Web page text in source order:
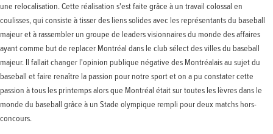
une relocalisation. Cette réalisation s'est faite grâce à un travail colossal en
coulisses, qui consiste à tisser des liens solides avec les représentants du baseball
majeur et à rassembler un groupe de leaders visionnaires du monde des affaires
ayant comme but de replacer Montréal dans le club sélect des villes du baseball
majeur. Il fallait changer l'opinion publique négative des Montréalais au sujet du
baseball et faire renaître la passion pour notre sport et on a pu constater cette
passion à tous les printemps alors que Montréal était sur toutes les lèvres dans le
monde du baseball grâce à un Stade olympique rempli pour deux matchs hors-
concours.